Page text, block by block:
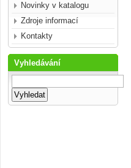
Novinky v katalogu
Zdroje informací
Kontakty
Vyhledávání